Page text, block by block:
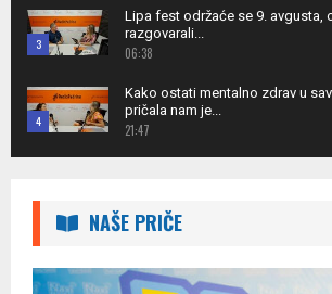
youtube
3
youtube
Lipa fest održaće se 9. avgusta,
razgovarali...
06:38
4
Kako ostati mentalno zdrav u
pričala nam je...
21:47
5
Thumbnail
youtube
6
04:56
NAŠE PRIČE